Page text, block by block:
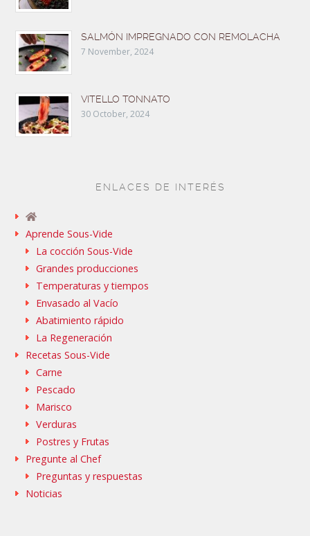
SALMÓN IMPREGNADO CON REMOLACHA
7 November, 2024
VITELLO TONNATO
30 October, 2024
ENLACES DE INTERÉS
Aprende Sous-Vide
La cocción Sous-Vide
Grandes producciones
Temperaturas y tiempos
Envasado al Vacío
Abatimiento rápido
La Regeneración
Recetas Sous-Vide
Carne
Pescado
Marisco
Verduras
Postres y Frutas
Pregunte al Chef
Preguntas y respuestas
Noticias